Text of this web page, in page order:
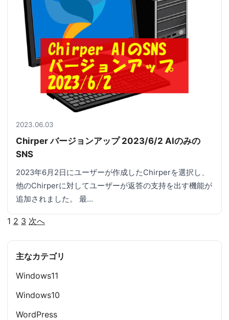
2023.06.03
Chirper バージョンアップ 2023/6/2 AIのみの
SNS
2023年6月2日にユーザーが作成したChirperを選択し、
他のChirperに対してユーザーが返答の支持を出す機能が
追加されました。 最…
投
稿
の
1 2 3 次へ
主なカテゴリ
Windows11
Windows10
WordPress